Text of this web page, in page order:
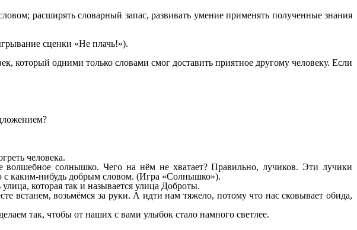
расширять словарный запас, развивать умение применять полученные знания
сценки «Не плачь!»).
который одними только словами смог доставить приятное другому человеку. Если
человека.
солнышко. Чего на нём не хватает? Правильно, лучиков. Эти лучики
с каким-нибудь добрым словом. (Игра «Солнышко»).
которая так и называется улица Доброты.
встанем, возьмёмся за руки. А идти нам тяжело, потому что нас сковывает обида,
так, чтобы от наших с вами улыбок стало намного светлее.